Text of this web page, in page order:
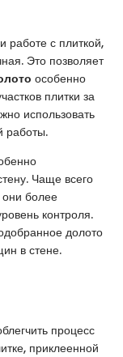
работе с плиткой,
Это позволяет
особенно
плитки за
использовать
работы.
Чаще всего
они более
контроля.
долото
в стене.
процесс
приклеенной